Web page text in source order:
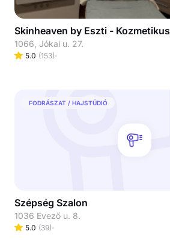
Skinheaven by Eszti - Kozmetikus
1066, Jókai u. 27.
5.0 (153)
FODRÁSZAT / HAJSTÚDIÓ
Szépség Szalon
1036 Evező u. 8.
5.0 (39)